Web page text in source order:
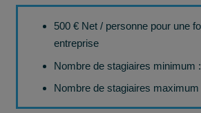
500 € Net / personne pour une
entreprise
Nombre de stagiaires minimum
Nombre de stagiaires maximum